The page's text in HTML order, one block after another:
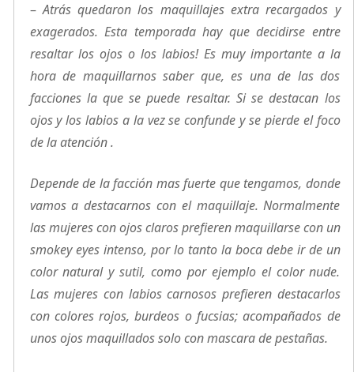
–Atrás quedaron los maquillajes extra recargados y
exagerados. Esta temporada hay que decidirse entre
resaltar los ojos o los labios! Es muy importante a la
hora de maquillarnos saber que, es una de las dos
facciones la que se puede resaltar. Si se destacan los
ojos y los labios a la vez se confunde y se pierde el foco
de la atención .
Depende de la facción mas fuerte que tengamos, donde
vamos a destacarnos con el maquillaje. Normalmente
las mujeres con ojos claros prefieren maquillarse con un
smokey eyes intenso, por lo tanto la boca debe ir de un
color natural y sutil, como por ejemplo el color nude.
Las mujeres con labios carnosos prefieren destacarlos
con colores rojos, burdeos o fucsias; acompañados de
unos ojos maquillados solo con mascara de pestañas.